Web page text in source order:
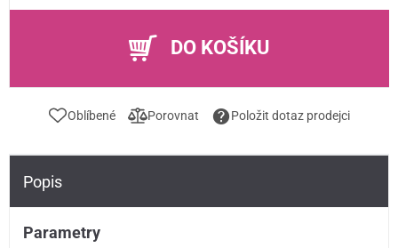
DO KOŠÍKU
Oblíbené Porovnat Položit dotaz prodejci
Popis
Parametry